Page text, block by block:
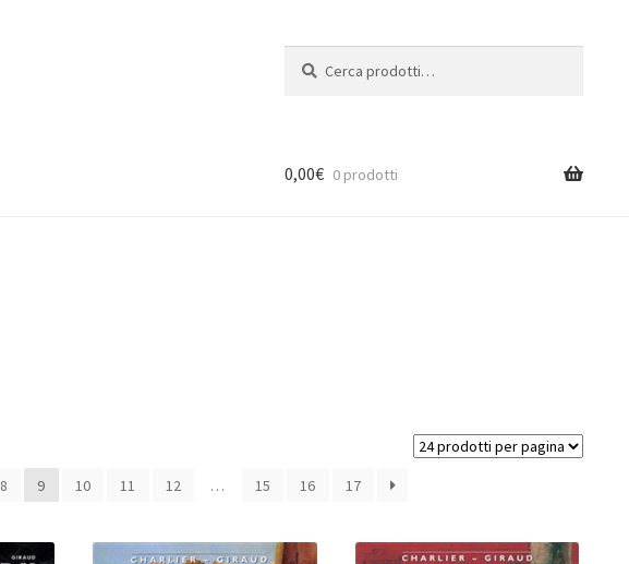
0,00€ 0 prodotti
8 9 10 11 12 … 15 16 17